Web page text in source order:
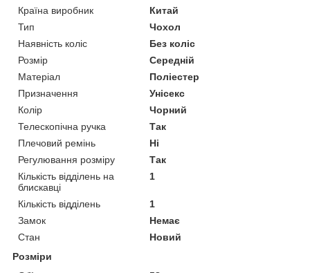
Країна виробник
Китай
Тип
Чохол
Наявність коліс
Без коліс
Розмір
Середній
Матеріал
Поліестер
Призначення
Унісекс
Колір
Чорний
Телескопічна ручка
Так
Плечовий ремінь
Ні
Регулювання розміру
Так
Кількість відділень на
блискавці
1
Кількість відділень
1
Замок
Немає
Стан
Новий
Розміри